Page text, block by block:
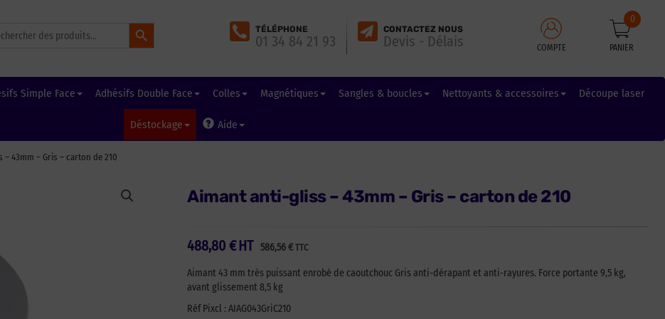
Search Button
TÉLÉPHONE
01 34 84 21 93
CONTACTEZ NOUS
Devis - Délais COMPTE PANIER
0
Simple Face Adhésifs Double Face Colles Magnétiques Sangles & boucles Nettoyants & accessoires Découpe laser
Déstockage Aide
43mm – Gris – carton de 210
Aimant anti-gliss – 43mm – Gris – carton de 210
488,80 € 586,56€ TTC
HT
Aimant 43 mm très puissant enrobé de caoutchouc Gris anti-dérapant et anti-rayures. Force portante 9,5 kg,
avant glissement 8,5 kg
Réf Pixcl : AIAG043GriC210